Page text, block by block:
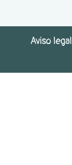
Aviso legal